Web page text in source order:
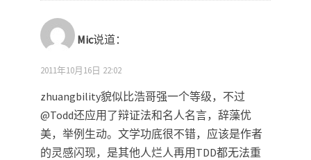
Mic说道：
2011年10月16日 22:02
zhuangbility貌似比浩哥强一个等级，不过
@Todd还应用了辩证法和名人名言，辞藻优
美，举例生动。文学功底很不错，应该是作者
的灵感闪现，是其他人烂人再用TDD都无法重